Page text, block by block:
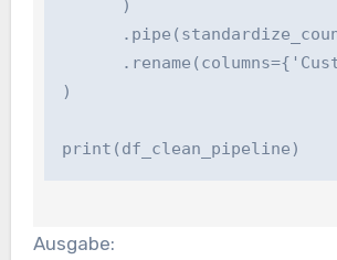
      )
)
print(df_clean_pipeline)
Ausgabe: